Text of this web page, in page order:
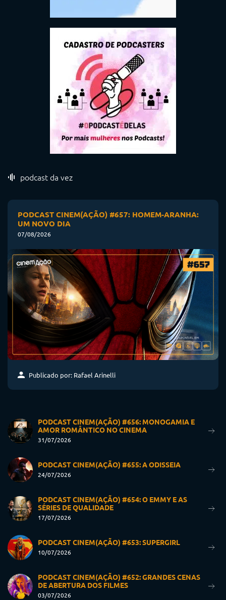
podcast da vez
PODCAST CINEM(AÇÃO) #657: HOMEM-ARANHA:
UM NOVO DIA
07/08/2026
Publicado por: Rafael Arinelli
PODCAST CINEM(AÇÃO) #656: MONOGAMIA E
AMOR ROMÂNTICO NO CINEMA
31/07/2026
PODCAST CINEM(AÇÃO) #655: A ODISSEIA
24/07/2026
PODCAST CINEM(AÇÃO) #654: O EMMY E AS
SÉRIES DE QUALIDADE
17/07/2026
PODCAST CINEM(AÇÃO) #653: SUPERGIRL
10/07/2026
PODCAST CINEM(AÇÃO) #652: GRANDES CENAS
DE ABERTURA DOS FILMES
03/07/2026